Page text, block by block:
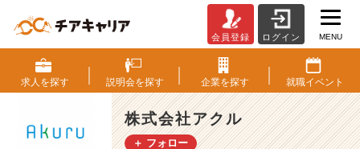
式
会
社
ア
ク
ル
会員登録 ログイン MENU
求人を探す 説明会を探す 企業を探す 就職イベント
株式会社アクル
＋ フォロー